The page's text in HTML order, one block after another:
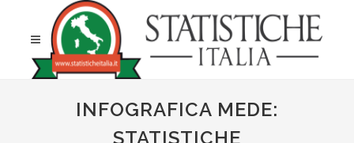
INFOGRAFICA MEDE:
STATISTICHE